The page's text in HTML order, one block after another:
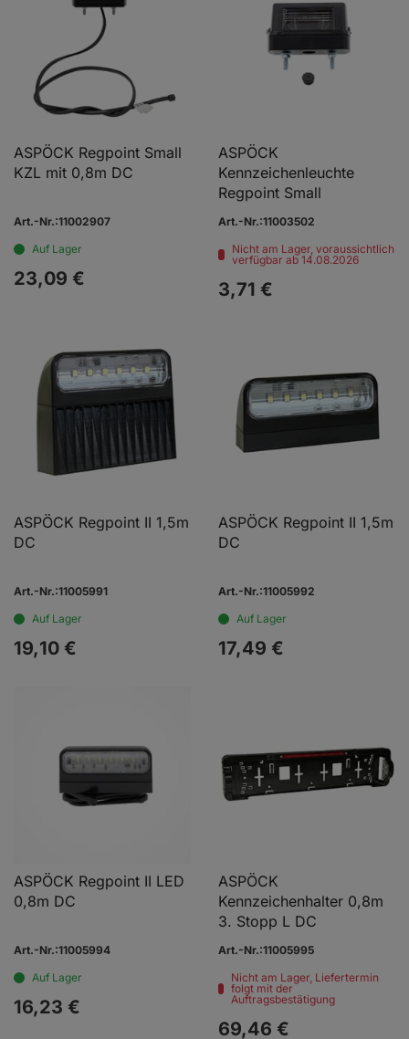
ASPÖCK Regpoint Small
KZL mit 0,8m DC
Art.-Nr.:11002907
Auf Lager
23,09 €
ASPÖCK
Kennzeichenleuchte
Regpoint Small
Art.-Nr.:11003502
Nicht am Lager, voraussichtlich
verfügbar ab 14.08.2026
3,71 €
ASPÖCK Regpoint II 1,5m
DC
Art.-Nr.:11005991
Auf Lager
19,10 €
ASPÖCK Regpoint II 1,5m
DC
Art.-Nr.:11005992
Auf Lager
17,49 €
ASPÖCK Regpoint II LED
0,8m DC
Art.-Nr.:11005994
Auf Lager
16,23 €
ASPÖCK
Kennzeichenhalter 0,8m
3. Stopp L DC
Art.-Nr.:11005995
Nicht am Lager, Liefertermin
folgt mit der
Auftragsbestätigung
69,46 €